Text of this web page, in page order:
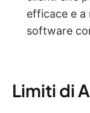
efficace e a
software
Limiti di